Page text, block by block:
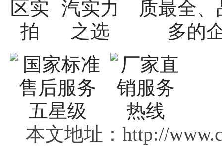
本文地址：http://